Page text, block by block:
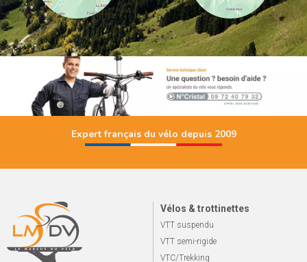
Expert français du vélo depuis 2009
Vélos & trottinettes
VTT suspendu
VTT semi-rigide
VTC/Trekking